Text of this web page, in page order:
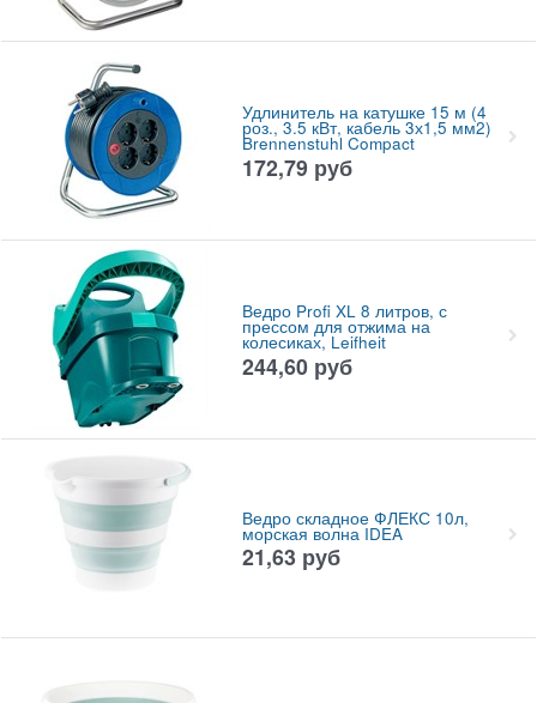
Удлинитель на катушке 15 м (4
роз., 3.5 кВт, кабель 3х1,5 мм2)
Brennenstuhl Compact
172,79 руб
Ведро Profi XL 8 литров, с
прессом для отжима на
колесиках, Leifheit
244,60 руб
Ведро складное ФЛЕКС 10л,
морская волна IDEA
21,63 руб